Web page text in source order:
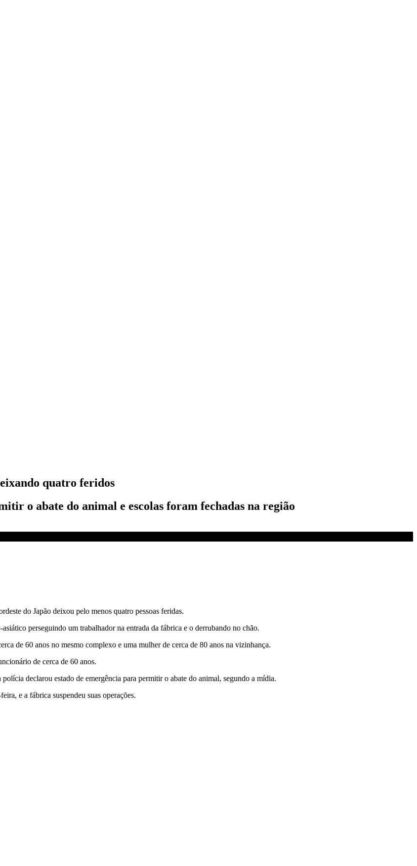
quatro feridos
o abate do animal e escolas foram fechadas na região
do Japão deixou pelo menos quatro pessoas feridas.
perseguindo um trabalhador na entrada da fábrica e o derrubando no chão.
de 60 anos no mesmo complexo e uma mulher de cerca de 80 anos na vizinhança.
de cerca de 60 anos.
polícia declarou estado de emergência para permitir o abate do animal, segundo a mídia.
e a fábrica suspendeu suas operações.